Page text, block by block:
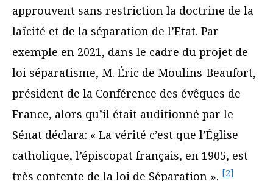
approuvent sans restriction la doctrine de la
laïcité et de la séparation de l’Etat. Par
exemple en 2021, dans le cadre du projet de
loi séparatisme, M. Éric de Moulins-Beaufort,
président de la Conférence des évêques de
France, alors qu’il était auditionné par le
Sénat déclara: « La vérité c’est que l’Église
catholique, l’épiscopat français, en 1905, est
très contente de la loi de Séparation ». [2]